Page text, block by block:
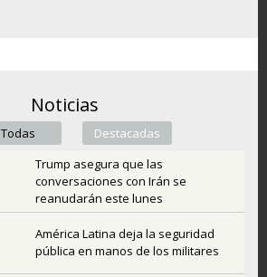
Noticias
Todas Destacadas
Trump asegura que las
conversaciones con Irán se
reanudarán este lunes
América Latina deja la seguridad
pública en manos de los militares